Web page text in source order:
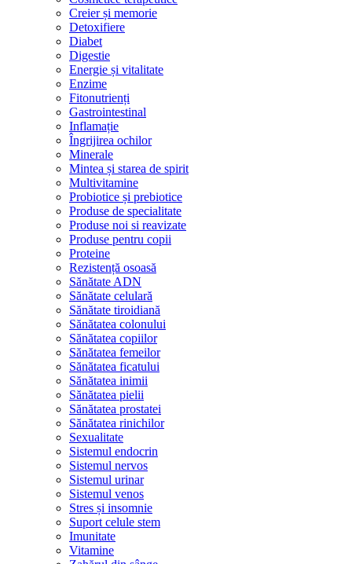
Creier și memorie
Detoxifiere
Diabet
Digestie
Energie și vitalitate
Enzime
Fitonutrienți
Gastrointestinal
Inflamație
Îngrijirea ochilor
Minerale
Mintea și starea de spirit
Multivitamine
Probiotice și prebiotice
Produse de specialitate
Produse noi si reavizate
Produse pentru copii
Proteine
Rezistență osoasă
Sănătate ADN
Sănătate celulară
Sănătate tiroidiană
Sănătatea colonului
Sănătatea copiilor
Sănătatea femeilor
Sănătatea ficatului
Sănătatea inimii
Sănătatea pielii
Sănătatea prostatei
Sănătatea rinichilor
Sexualitate
Sistemul endocrin
Sistemul nervos
Sistemul urinar
Sistemul venos
Stres și insomnie
Suport celule stem
Imunitate
Vitamine